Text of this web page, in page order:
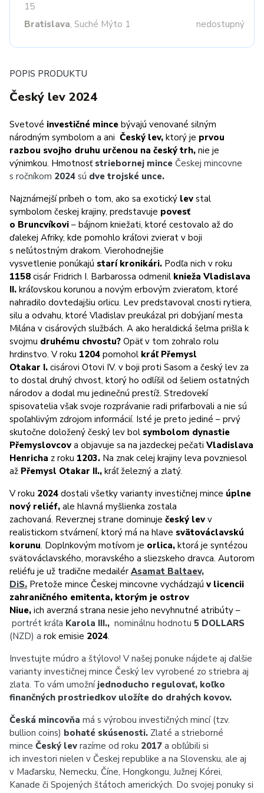
15
Bratislava, Suché Mýto 1 nedostupný
POPIS PRODUKTU
Český lev 2024
Svetové investičné mince bývajú venované silným
národným symbolom a ani Český lev, ktorý je prvou
razbou svojho druhu určenou na český trh, nie je
výnimkou. Hmotnosť striebornej mince Českej mincovne
s ročníkom 2024 sú dve trojské unce.
Najznámejší príbeh o tom, ako sa exotický lev stal
symbolom českej krajiny, predstavuje povesť
o Bruncvíkovi – bájnom kniežati, ktoré cestovalo až do
ďalekej Afriky, kde pomohlo kráľovi zvierat v boji
s neľútostným drakom. Vierohodnejšie
vysvetlenie ponúkajú starí kronikári. Podľa nich v roku
1158 cisár Fridrich I. Barbarossa odmenil knieža Vladislava
II. kráľovskou korunou a novým erbovým zvieraťom, ktoré
nahradilo dovtedajšiu orlicu. Lev predstavoval cnosti rytiera,
silu a odvahu, ktoré Vladislav preukázal pri dobýjaní mesta
Milána v cisárových službách. A ako heraldická šelma prišla k
svojmu druhému chvostu? Opäť v tom zohralo rolu
hrdinstvo. V roku 1204 pomohol kráľ Přemysl
Otakar I. cisárovi Otovi IV. v boji proti Sasom a český lev za
to dostal druhý chvost, ktorý ho odlíšil od šeliem ostatných
národov a dodal mu jedinečnú prestíž. Stredovekí
spisovatelia však svoje rozprávanie radi prifarbovali a nie sú
spoľahlivým zdrojom informácií. Isté je preto jediné – prvý
skutočne doložený český lev bol symbolom dynastie
Přemyslovcov a objavuje sa na jazdeckej pečati Vladislava
Henricha z roku 1203. Na znak celej krajiny leva povzniesol
až Přemysl Otakar II., kráľ železný a zlatý.
V roku 2024 dostali všetky varianty investičnej mince úplne
nový reliéf, ale hlavná myšlienka zostala
zachovaná. Reverznej strane dominuje český lev v
realistickom stvárnení, ktorý má na hlave svätováclavskú
korunu. Doplnkovým motívom je orlica, ktorá je syntézou
svätováclavského, moravského a sliezskeho dravca. Autorom
reliéfu je už tradične medailér Asamat Baltaev,
DiS. Pretože mince Českej mincovne vychádzajú v licencii
zahraničného emitenta, ktorým je ostrov
Niue, ich averzná strana nesie jeho nevyhnutné atribúty –
portrét kráľa Karola III., nominálnu hodnotu 5 DOLLARS
(NZD) a rok emisie 2024.
Investujte múdro a štýlovo! V našej ponuke nájdete aj ďalšie
varianty investičnej mince Český lev vyrobené zo striebra aj
zlata. To vám umožní jednoducho regulovať, koľko
finančných prostriedkov uložíte do drahých kovov.
Česká mincovňa má s výrobou investičných mincí (tzv.
bullion coins) bohaté skúsenosti. Zlaté a strieborné
mince Český lev razíme od roku 2017 a obľúbili si
ich investori nielen v Českej republike a na Slovensku, ale aj
v Maďarsku, Nemecku, Číne, Hongkongu, Južnej Kórei,
Kanade či Spojených štátoch amerických. Do svojej ponuky si